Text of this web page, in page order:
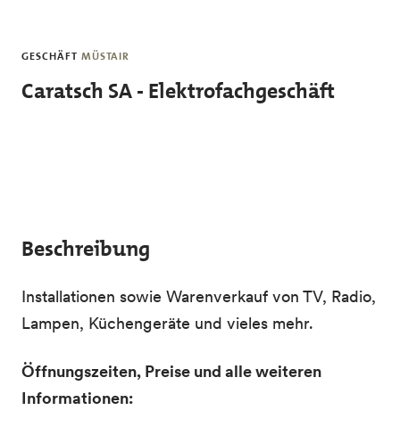
GESCHÄFT MÜSTAIR
Caratsch SA - Elektrofachgeschäft
Beschreibung
Installationen sowie Warenverkauf von TV, Radio,
Lampen, Küchengeräte und vieles mehr.
Öffnungszeiten, Preise und alle weiteren
Informationen: